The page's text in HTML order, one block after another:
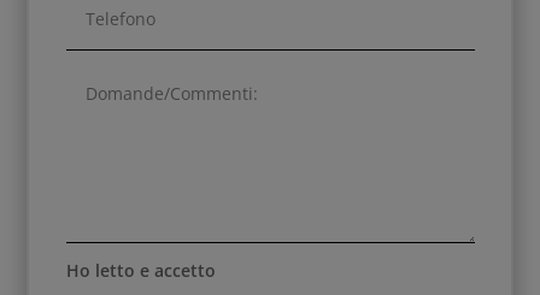
Ho letto e accetto